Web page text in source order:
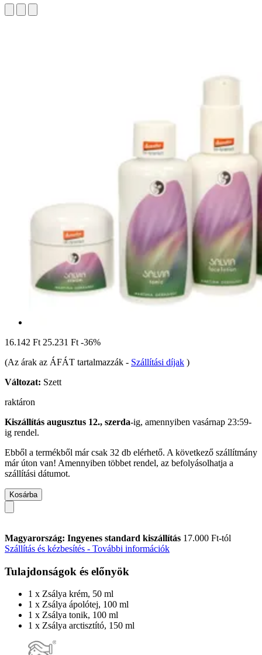
16.142 Ft 25.231 Ft -36%
(Az árak az ÁFÁT tartalmazzák - Szállítási díjak )
Változat: Szett
raktáron
Kiszállítás augusztus 12., szerda-ig, amennyiben vasárnap 23:59-
ig rendel.
Ebből a termékből már csak 32 db elérhető. A következő szállítmány
már úton van! Amennyiben többet rendel, az befolyásolhatja a
szállítási dátumot.
Kosárba
Magyarország: Ingyenes standard kiszállítás 17.000 Ft-tól
Szállítás és kézbesítés - További információk
Tulajdonságok és előnyök
1 x Zsálya krém, 50 ml
1 x Zsálya ápolótej, 100 ml
1 x Zsálya tonik, 100 ml
1 x Zsálya arctisztító, 150 ml